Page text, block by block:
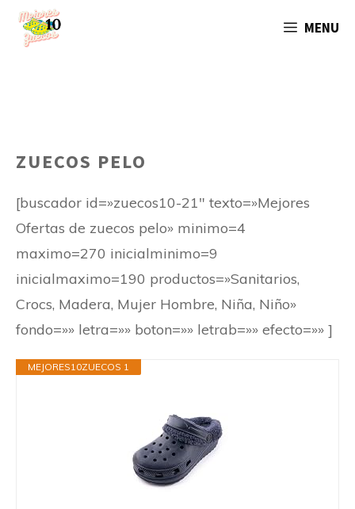
Saltar
MENU
ZUECOS PELO
[buscador id=»zuecos10-21″ texto=»Mejores
Ofertas de zuecos pelo» minimo=4
maximo=270 inicialminimo=9
inicialmaximo=190 productos=»Sanitarios,
Crocs, Madera, Mujer Hombre, Niña, Niño»
fondo=»» letra=»» boton=»» letrab=»» efecto=»» ]
MEJORES10ZUECOS 1